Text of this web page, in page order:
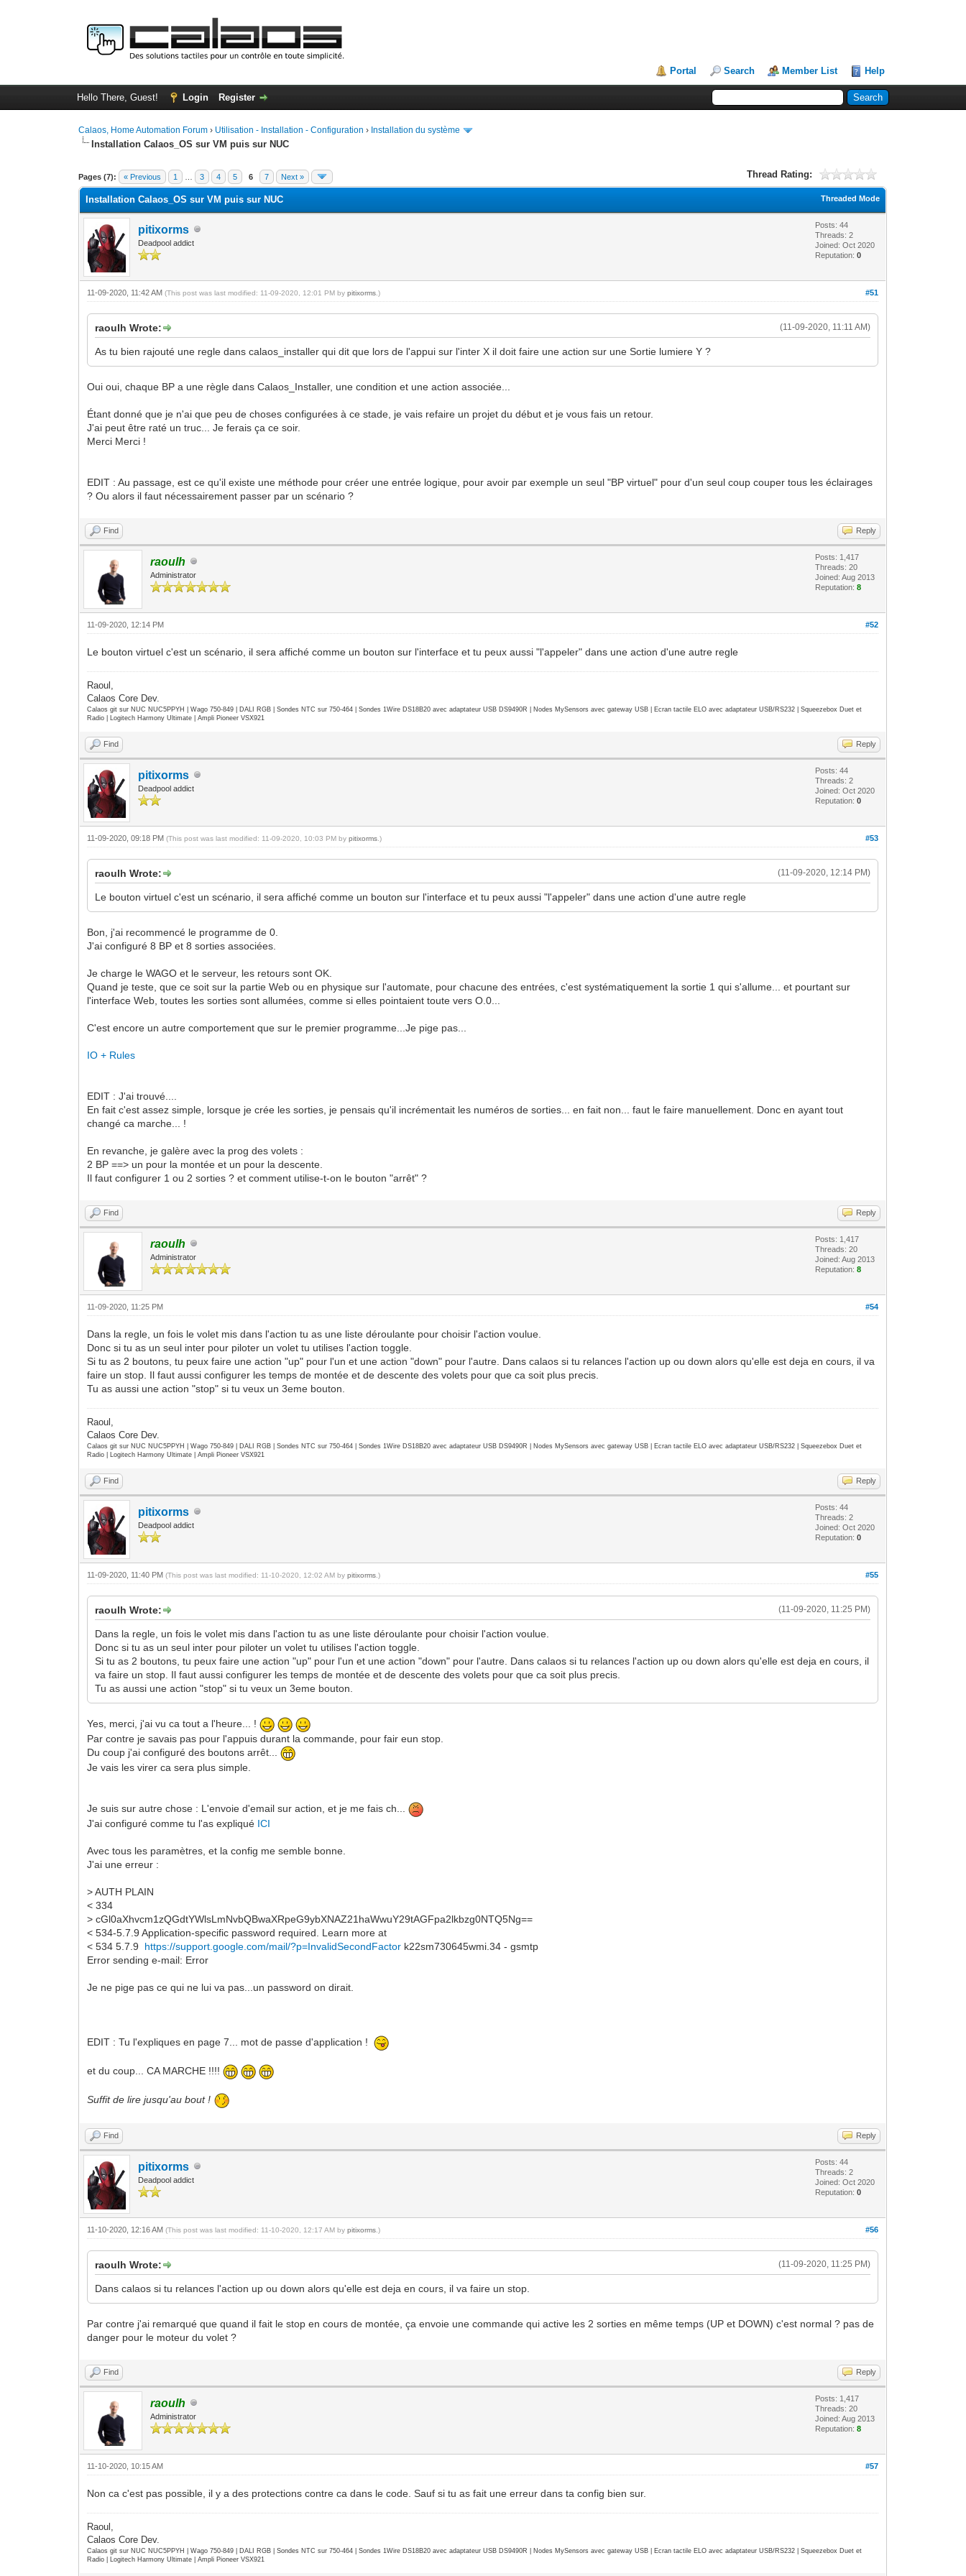
Portal Search Member List Help
Hello There, Guest! Login Register
Calaos, Home Automation Forum › Utilisation - Installation - Configuration › Installation du système
Installation Calaos_OS sur VM puis sur NUC
Pages (7): « Previous 1 3 4 5 6 7 Next » Thread Rating:
0 Vote(s) - 0 Average
1
2
3
4
5
Threaded Mode
Installation Calaos_OS sur VM puis sur NUC
pitixorms
Deadpool addict
Posts: 44
Threads: 2
Joined: Oct 2020
Reputation:0
#51
11-09-2020, 11:42 AM(This post was last modified: 11-09-2020, 12:01 PM bypitixorms .)
(11-09-2020, 11:11 AM)
raoulh Wrote:
As tu bien rajouté une regle dans calaos_installer qui dit que lors de l'appui sur l'inter X il doit faire une action sur une Sortie lumiere Y ?
Oui oui, chaque BP a une règle dans Calaos_Installer, une condition et une action associée...
Étant donné que je n'ai que peu de choses configurées à ce stade, je vais refaire un projet du début et je vous fais un retour.
J'ai peut être raté un truc... Je ferais ça ce soir.
Merci Merci !
EDIT : Au passage, est ce qu'il existe une méthode pour créer une entrée logique, pour avoir par exemple un seul "BP virtuel" pour d'un seul coup couper tous les éclairages
? Ou alors il faut nécessairement passer par un scénario ?
Find Reply
raoulh
Administrator
Posts: 1,417
Threads: 20
Joined: Aug 2013
Reputation:8
#52
11-09-2020, 12:14 PM
Le bouton virtuel c'est un scénario, il sera affiché comme un bouton sur l'interface et tu peux aussi "l'appeler" dans une action d'une autre regle
Raoul,
Calaos Core Dev.
Calaos git sur NUC NUC5PPYH | Wago 750-849 | DALI RGB | Sondes NTC sur 750-464 | Sondes 1Wire DS18B20 avec adaptateur USB DS9490R | Nodes MySensors avec gateway USB | Ecran tactile ELO avec adaptateur USB/RS232 | Squeezebox Duet et
Radio | Logitech Harmony Ultimate | Ampli Pioneer VSX921
Find Reply
pitixorms
Deadpool addict
Posts: 44
Threads: 2
Joined: Oct 2020
Reputation:0
#53
11-09-2020, 09:18 PM(This post was last modified: 11-09-2020, 10:03 PM bypitixorms .)
(11-09-2020, 12:14 PM)
raoulh Wrote:
Le bouton virtuel c'est un scénario, il sera affiché comme un bouton sur l'interface et tu peux aussi "l'appeler" dans une action d'une autre regle
Bon, j'ai recommencé le programme de 0.
J'ai configuré 8 BP et 8 sorties associées.
Je charge le WAGO et le serveur, les retours sont OK.
Quand je teste, que ce soit sur la partie Web ou en physique sur l'automate, pour chacune des entrées, c'est systématiquement la sortie 1 qui s'allume... et pourtant sur
l'interface Web, toutes les sorties sont allumées, comme si elles pointaient toute vers O.0...
C'est encore un autre comportement que sur le premier programme...Je pige pas...
IO + Rules
EDIT : J'ai trouvé....
En fait c'est assez simple, lorsque je crée les sorties, je pensais qu'il incrémentait les numéros de sorties... en fait non... faut le faire manuellement. Donc en ayant tout
changé ca marche... !
En revanche, je galère avec la prog des volets :
2 BP ==> un pour la montée et un pour la descente.
Il faut configurer 1 ou 2 sorties ? et comment utilise-t-on le bouton "arrêt" ?
Find Reply
raoulh
Administrator
Posts: 1,417
Threads: 20
Joined: Aug 2013
Reputation:8
#54
11-09-2020, 11:25 PM
Dans la regle, un fois le volet mis dans l'action tu as une liste déroulante pour choisir l'action voulue.
Donc si tu as un seul inter pour piloter un volet tu utilises l'action toggle.
Si tu as 2 boutons, tu peux faire une action "up" pour l'un et une action "down" pour l'autre. Dans calaos si tu relances l'action up ou down alors qu'elle est deja en cours, il va
faire un stop. Il faut aussi configurer les temps de montée et de descente des volets pour que ca soit plus precis.
Tu as aussi une action "stop" si tu veux un 3eme bouton.
Raoul,
Calaos Core Dev.
Calaos git sur NUC NUC5PPYH | Wago 750-849 | DALI RGB | Sondes NTC sur 750-464 | Sondes 1Wire DS18B20 avec adaptateur USB DS9490R | Nodes MySensors avec gateway USB | Ecran tactile ELO avec adaptateur USB/RS232 | Squeezebox Duet et
Radio | Logitech Harmony Ultimate | Ampli Pioneer VSX921
Find Reply
pitixorms
Deadpool addict
Posts: 44
Threads: 2
Joined: Oct 2020
Reputation:0
#55
11-09-2020, 11:40 PM(This post was last modified: 11-10-2020, 12:02 AM bypitixorms .)
(11-09-2020, 11:25 PM)
raoulh Wrote:
Dans la regle, un fois le volet mis dans l'action tu as une liste déroulante pour choisir l'action voulue.
Donc si tu as un seul inter pour piloter un volet tu utilises l'action toggle.
Si tu as 2 boutons, tu peux faire une action "up" pour l'un et une action "down" pour l'autre. Dans calaos si tu relances l'action up ou down alors qu'elle est deja en cours, il
va faire un stop. Il faut aussi configurer les temps de montée et de descente des volets pour que ca soit plus precis.
Tu as aussi une action "stop" si tu veux un 3eme bouton.
Yes, merci, j'ai vu ca tout a l'heure... !
Par contre je savais pas pour l'appuis durant la commande, pour fair eun stop.
Du coup j'ai configuré des boutons arrêt...
Je vais les virer ca sera plus simple.
Je suis sur autre chose : L'envoie d'email sur action, et je me fais ch...
J'ai configuré comme tu l'as expliqué ICI
Avec tous les paramètres, et la config me semble bonne.
J'ai une erreur :
> AUTH PLAIN
< 334
> cGl0aXhvcm1zQGdtYWlsLmNvbQBwaXRpeG9ybXNAZ21haWwuY29tAGFpa2lkbzg0NTQ5Ng==
< 534-5.7.9 Application-specific password required. Learn more at
< 534 5.7.9 https://support.google.com/mail/?p=InvalidSecondFactor k22sm730645wmi.34 - gsmtp
Error sending e-mail: Error
Je ne pige pas ce qui ne lui va pas...un password on dirait.
EDIT : Tu l'expliques en page 7... mot de passe d'application !
et du coup... CA MARCHE !!!!
Suffit de lire jusqu'au bout !
Find Reply
pitixorms
Deadpool addict
Posts: 44
Threads: 2
Joined: Oct 2020
Reputation:0
#56
11-10-2020, 12:16 AM(This post was last modified: 11-10-2020, 12:17 AM bypitixorms .)
(11-09-2020, 11:25 PM)
raoulh Wrote:
Dans calaos si tu relances l'action up ou down alors qu'elle est deja en cours, il va faire un stop.
Par contre j'ai remarqué que quand il fait le stop en cours de montée, ça envoie une commande qui active les 2 sorties en même temps (UP et DOWN) c'est normal ? pas de
danger pour le moteur du volet ?
Find Reply
raoulh
Administrator
Posts: 1,417
Threads: 20
Joined: Aug 2013
Reputation:8
#57
11-10-2020, 10:15 AM
Non ca c'est pas possible, il y a des protections contre ca dans le code. Sauf si tu as fait une erreur dans ta config bien sur.
Raoul,
Calaos Core Dev.
Calaos git sur NUC NUC5PPYH | Wago 750-849 | DALI RGB | Sondes NTC sur 750-464 | Sondes 1Wire DS18B20 avec adaptateur USB DS9490R | Nodes MySensors avec gateway USB | Ecran tactile ELO avec adaptateur USB/RS232 | Squeezebox Duet et
Radio | Logitech Harmony Ultimate | Ampli Pioneer VSX921